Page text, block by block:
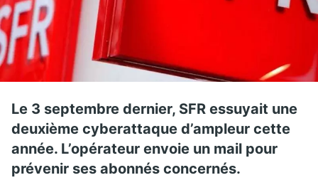
Le 3 septembre dernier, SFR essuyait une
deuxième cyberattaque d’ampleur cette
année. L’opérateur envoie un mail pour
prévenir ses abonnés concernés.